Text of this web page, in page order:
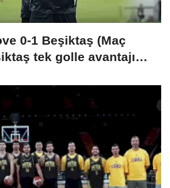
0-1 Beşiktaş (Maç
tek golle avantajı